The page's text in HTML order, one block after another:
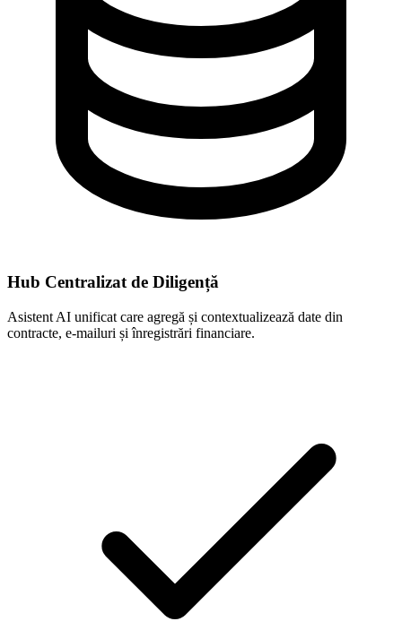
Hub Centralizat de Diligență
Asistent AI unificat care agregă și contextualizează date din
contracte, e-mailuri și înregistrări financiare.